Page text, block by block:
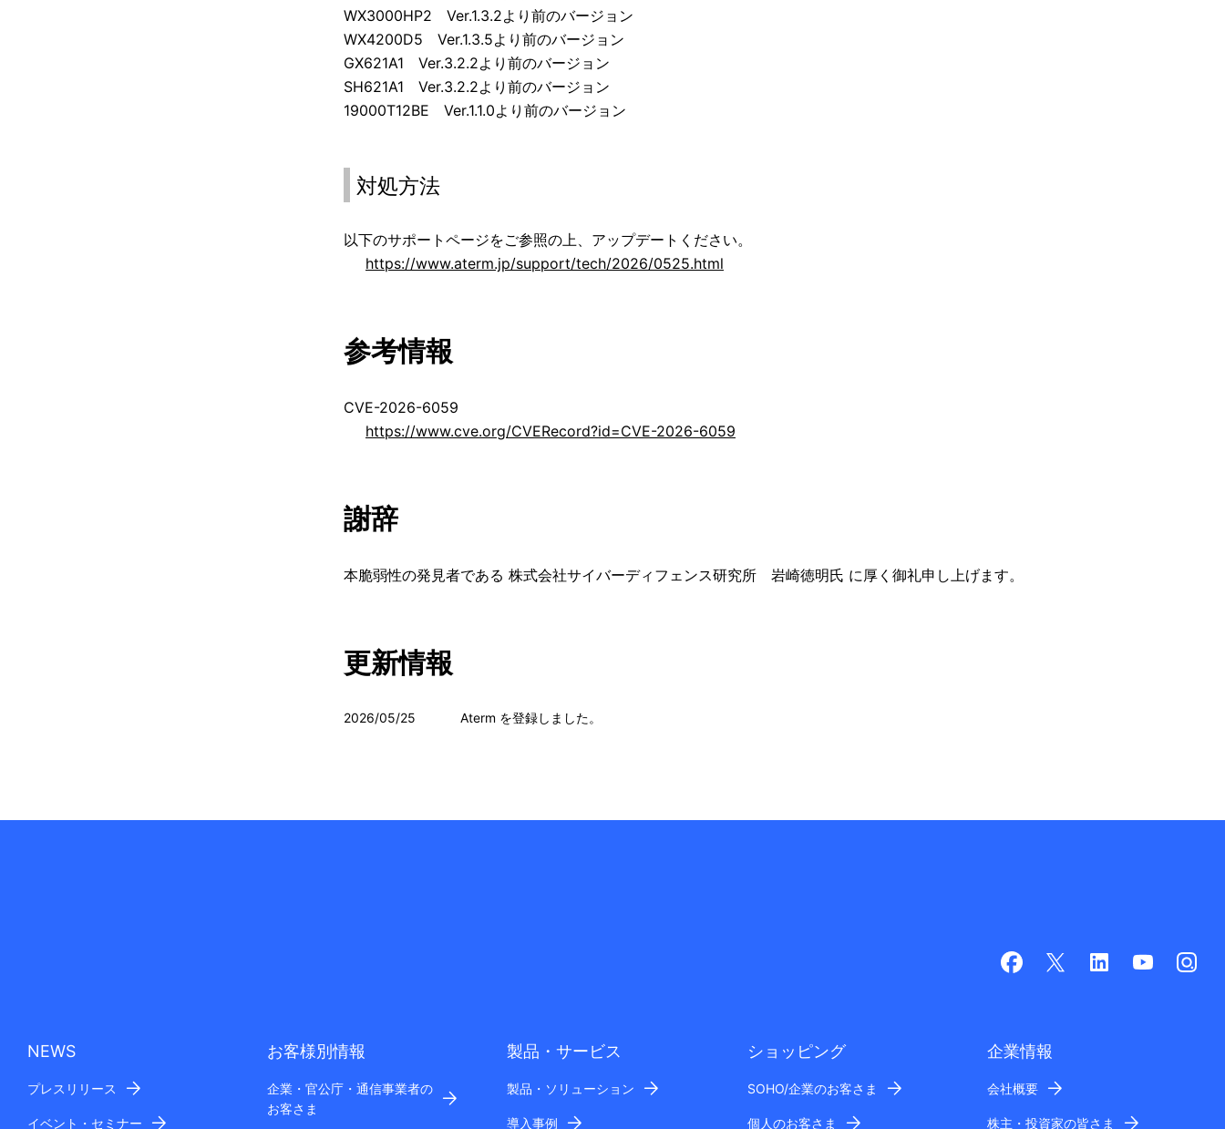
WX3000HP2 Ver.1.3.2より前のバージョン
WX4200D5 Ver.1.3.5より前のバージョン
GX621A1 Ver.3.2.2より前のバージョン
SH621A1 Ver.3.2.2より前のバージョン
19000T12BE Ver.1.1.0より前のバージョン
対処方法
以下のサポートページをご参照の上、アップデートください。
https://www.aterm.jp/support/tech/2026/0525.html
参考情報
CVE-2026-6059
https://www.cve.org/CVERecord?id=CVE-2026-6059
謝辞
本脆弱性の発見者である 株式会社サイバーディフェンス研究所 岩崎徳明氏 に厚く御礼申し上げます。
更新情報
2026/05/25 Aterm を登録しました。
NEWS
プレスリリース
イベント・セミナー
お客様別情報
企業・官公庁・通信事業者の
お客さま
製品・サービス
製品・ソリューション
導入事例
ショッピング
SOHO/企業のお客さま
個人のお客さま
企業情報
会社概要
株主・投資家の皆さま